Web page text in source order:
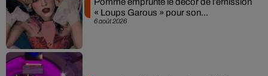
6 août 2026
« Loups Garous » pour son...